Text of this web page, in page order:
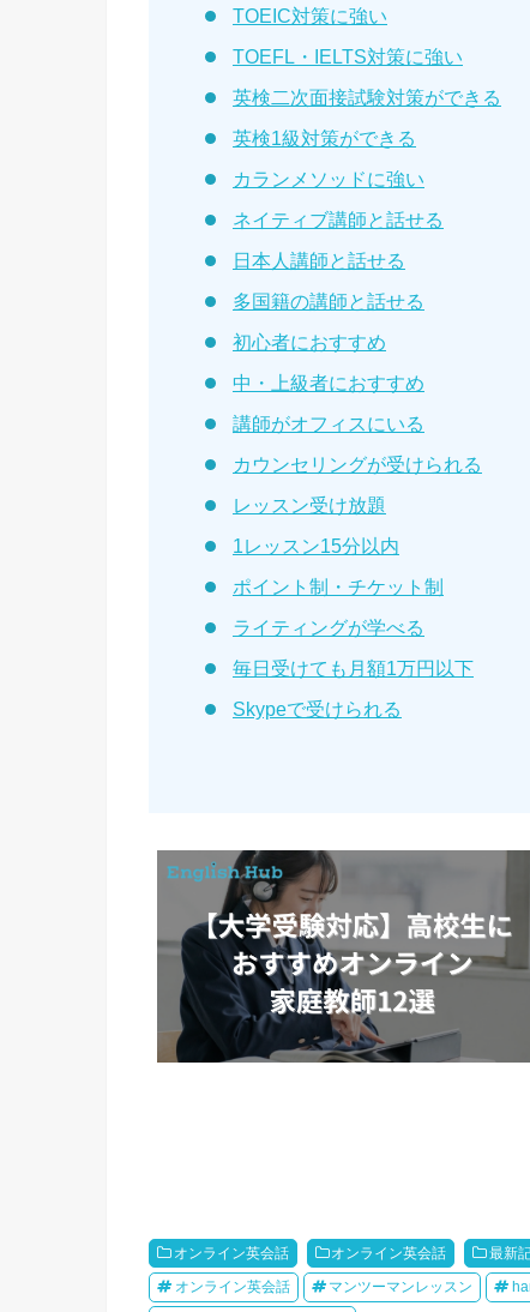
TOEIC対策に強い
TOEFL・IELTS対策に強い
英検二次面接試験対策ができる
英検1級対策ができる
カランメソッドに強い
ネイティブ講師と話せる
日本人講師と話せる
多国籍の講師と話せる
初心者におすすめ
中・上級者におすすめ
講師がオフィスにいる
カウンセリングが受けられる
レッスン受け放題
1レッスン15分以内
ポイント制・チケット制
ライティングが学べる
毎日受けても月額1万円以下
Skypeで受けられる
オンライン英会話 オンライン英会話 最新
オンライン英会話 マンツーマンレッスン